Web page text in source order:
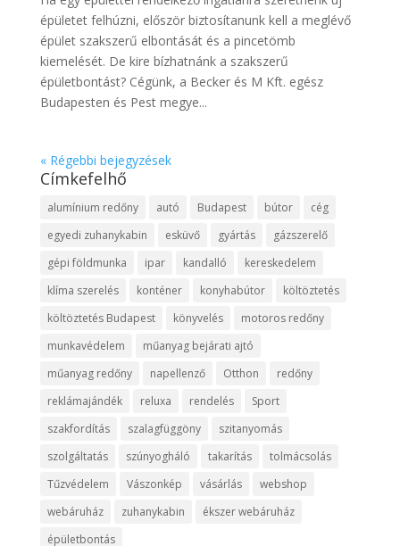
épületet felhúzni, először biztosítanunk kell a meglévő
épület szakszerű elbontását és a pincetömb
kiemelését. De kire bízhatnánk a szakszerű
épületbontást? Cégünk, a Becker és M Kft. egész
Budapesten és Pest megye...
« Régebbi bejegyzések
Címkefelhő
alumínium redőny autó Budapest bútor
cég
egyedi zuhanykabin
esküvő gyártás
gázszerelő
gépi földmunka
ipar kandalló
kereskedelem
klíma szerelés
konténer konyhabútor
költöztetés
költöztetés Budapest
könyvelés
motoros redőny
munkavédelem
műanyag bejárati ajtó
műanyag redőny
napellenző Otthon
redőny
reklámajándék
reluxa rendelés
Sport
szakfordítás
szalagfüggöny
szitanyomás
szolgáltatás
szúnyogháló takarítás
tolmácsolás
Tűzvédelem
Vászonkép vásárlás
webshop
webáruház
zuhanykabin
ékszer webáruház
épületbontás